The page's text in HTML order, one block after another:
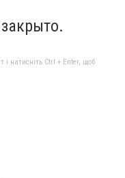
і натисніть Ctrl + Enter, щоб